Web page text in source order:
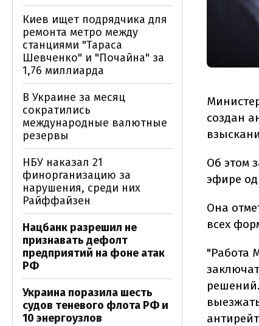
создан
Об этом
эфире
Она
всех
"Работа
Киев ищет подрядчика для
ремонта метро между
станциями "Тараса
Шевченко" и "Почайна" за
1,76 миллиарда
В Украине за месяц
сократились
международные валютные
резервы
НБУ наказал 21
финорганизацию за
нарушения, среди них
Райффайзен
Нацбанк разрешил не
признавать дефолт
предприятий на фоне атак
РФ
Украина поразила шесть
судов теневого флота РФ и
10 энергоузлов